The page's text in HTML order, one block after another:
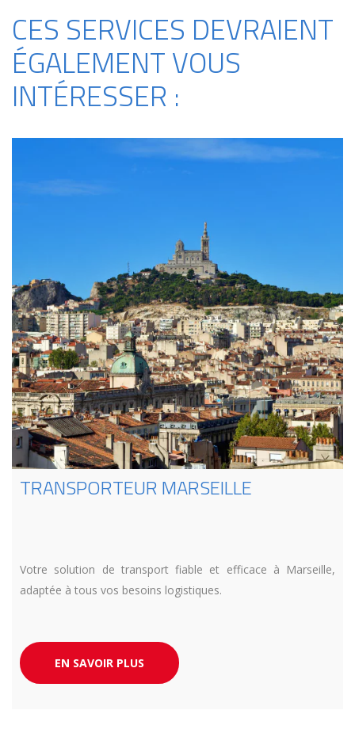
CES SERVICES DEVRAIENT
ÉGALEMENT VOUS
INTÉRESSER :
TRANSPORTEUR MARSEILLE
Votre solution de transport fiable et efficace à Marseille,
adaptée à tous vos besoins logistiques.
EN SAVOIR PLUS